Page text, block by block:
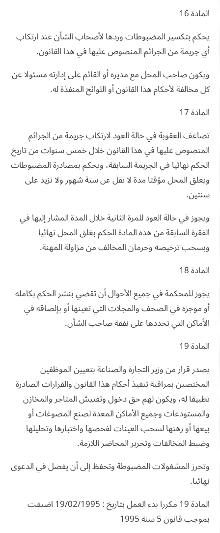
المادة 16
يحكم بتكسير المضبوطات وردها لأصحاب الشأن عند ارتكاب
أي جريمة من الجرائم المنصوص عليها في هذا القانون.
ويكون صاحب المحل مع مديره أو القائم على إدارته مسئولا عن
كل مخالفة لأحكام هذا القانون أو اللوائح المنفذة له.
المادة 17
تضاعف العقوبة في حالة العود لارتكاب جريمة من الجرائم
المنصوص عليها في هذا القانون خلال خمس سنوات من تاريخ
الحكم نهائيا في الجريمة السابقة، ويحكم بمصادرة المضبوطات
ويغلق المحل مؤقتا مدة لا تقل عن ستة شهور ولا تزيد على
سنتين.
ويجوز في حالة العود للمرة الثانية خلال المدة المشار إليها في
الفقرة السابقة من هذه المادة الحكم بغلق المحل نهائيا
وبسحب ترخيصه وحرمان المخالف من مزاولة المهنة.
المادة 18
يجوز للمحكمة في جميع الأحوال أن تقضي بنشر الحكم بكامله
أو موجزه في الصحف والمجلات التي تعينها أو بإلصاقه في
الأماكن التي تحددها على نفقة صاحب الشأن.
المادة 19
يصدر قرار من وزير التجارة والصناعة بتعيين الموظفين
المختصين بمراقبة تنفيذ أحكام هذا القانون والقرارات الصادرة
تطبيقا له، ويكون لهم حق دخول وتفتيش المتاجر والمخازن
والمستودعات وجميع الأماكن المعدة لصنع المصوغات أو
بيعها أو رهنها لسحب العينات لفحصها واختبارها وتحليلها
وضبط المخالفات وتحرير المحاضر اللازمة.
وتحرز المشغولات المضبوطة وتحفظ إلى أن يفصل في الدعوى
نهائيا.
المادة 19 مكررا بدء العمل بتاريخ : 19/02/1995 اضيفت
بموجب قانون 5 سنة 1995